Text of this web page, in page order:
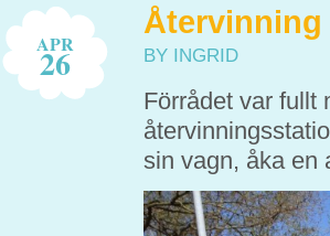
APR
26
Återvinning
BY INGRID
Förrådet var fullt
sin vagn, åka en